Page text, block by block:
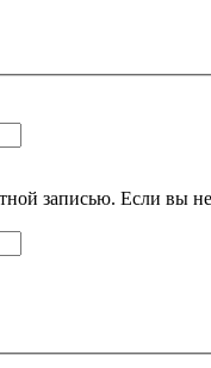
записью. Если вы